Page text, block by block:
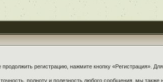
регистрацию, нажмите кнопку «Регистрация».
полноту и полезность любого сообщения, мы также